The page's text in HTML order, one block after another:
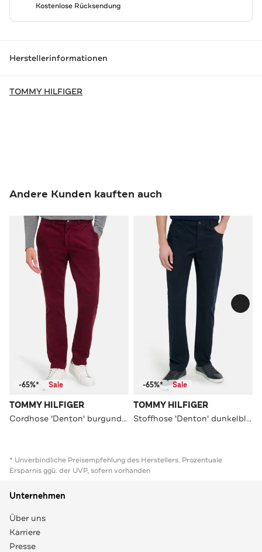
Kostenlose Rücksendung
Herstellerinformationen
TOMMY HILFIGER
Andere Kunden kauften auch
-65%* Sale
TOMMY HILFIGER
Cordhose 'Denton' burgunder
-65%* Sale
TOMMY HILFIGER
Stoffhose 'Denton' dunkelblau
* Unverbindliche Preisempfehlung des Herstellers. Prozentuale
Ersparnis ggü. der UVP, sofern vorhanden
Unternehmen
Über uns
Karriere
Presse